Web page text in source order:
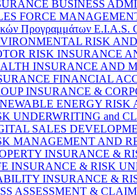
BUSINESS
FORCE
Προγραμμάτων E.I.A.S.
RISK
RISK INSURANCE
INSURANCE AND
FINANCIAL
INSURANCE &
ENERGY RISK
UNDERWRITING and
SALES
MANAGEMENT AND
INSURANCE &
INSURANCE & RISK
INSURANCE &
ASSESSMENT &